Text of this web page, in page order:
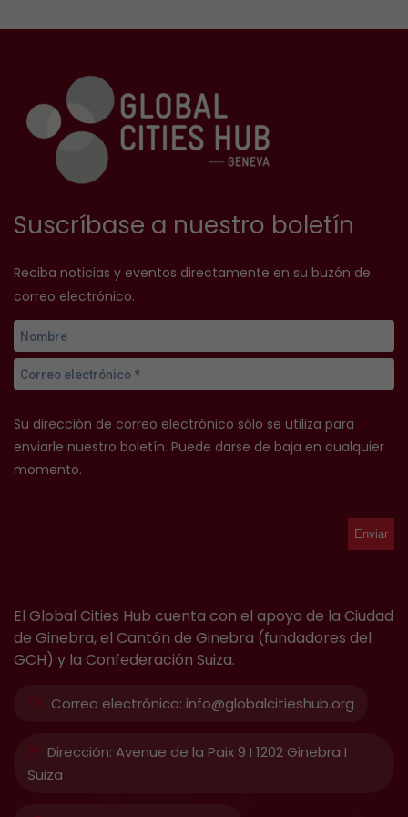
Suscríbase a nuestro boletín
Reciba noticias y eventos directamente en su buzón de
correo electrónico.
Su dirección de correo electrónico sólo se utiliza para
enviarle nuestro boletín. Puede darse de baja en cualquier
momento.
El Global Cities Hub cuenta con el apoyo de la Ciudad
de Ginebra, el Cantón de Ginebra (fundadores del
GCH) y la Confederación Suiza.
Correo electrónico: info@globalcitieshub.org
Dirección: Avenue de la Paix 9 I 1202 Ginebra I
Suiza